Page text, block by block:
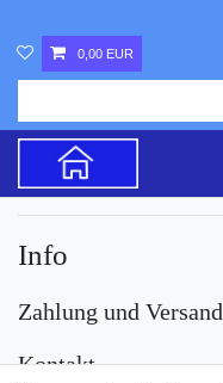
0,00 EUR
Info
Zahlung und Versand
Kontakt